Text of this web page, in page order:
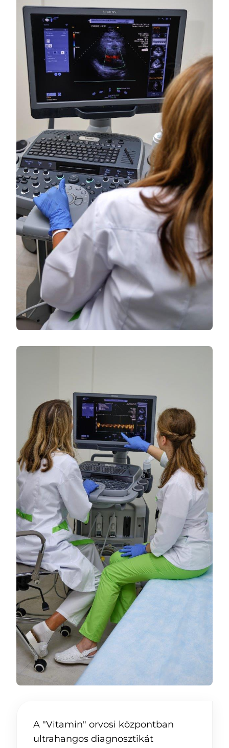
A "Vitamin" orvosi központban
ultrahangos diagnosztikát